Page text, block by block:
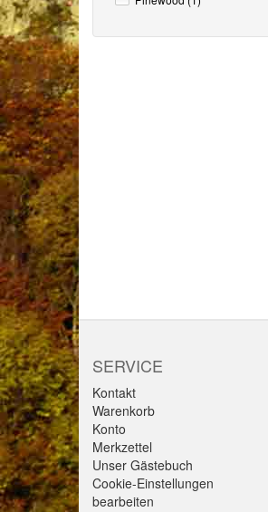
SERVICE
Kontakt
Warenkorb
Konto
Merkzettel
Unser Gästebuch
Cookie-Einstellungen
bearbeiten